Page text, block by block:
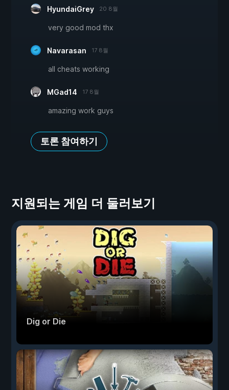
HyundaiGrey 20 8월
very good mod thx
Navarasan 17 8월
all cheats working
MGad14 17 8월
amazing work guys
토론 참여하기
지원되는 게임 더 둘러보기
Dig or Die